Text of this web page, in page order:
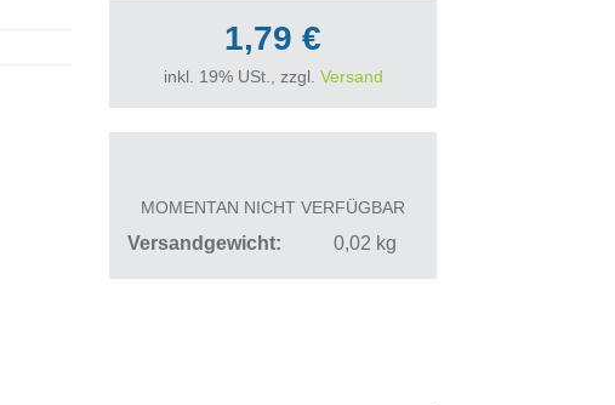
1,79 €
inkl. 19% USt., zzgl. Versand
MOMENTAN NICHT VERFÜGBAR
Versandgewicht 0,02 kg